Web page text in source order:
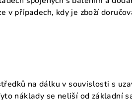
případech, kdy je zboží
na dálku v souvislosti s
náklady se neliší od základní